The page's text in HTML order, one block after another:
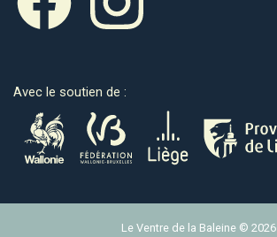
Avec le soutien de :
Le Ventre de la Baleine © 2026